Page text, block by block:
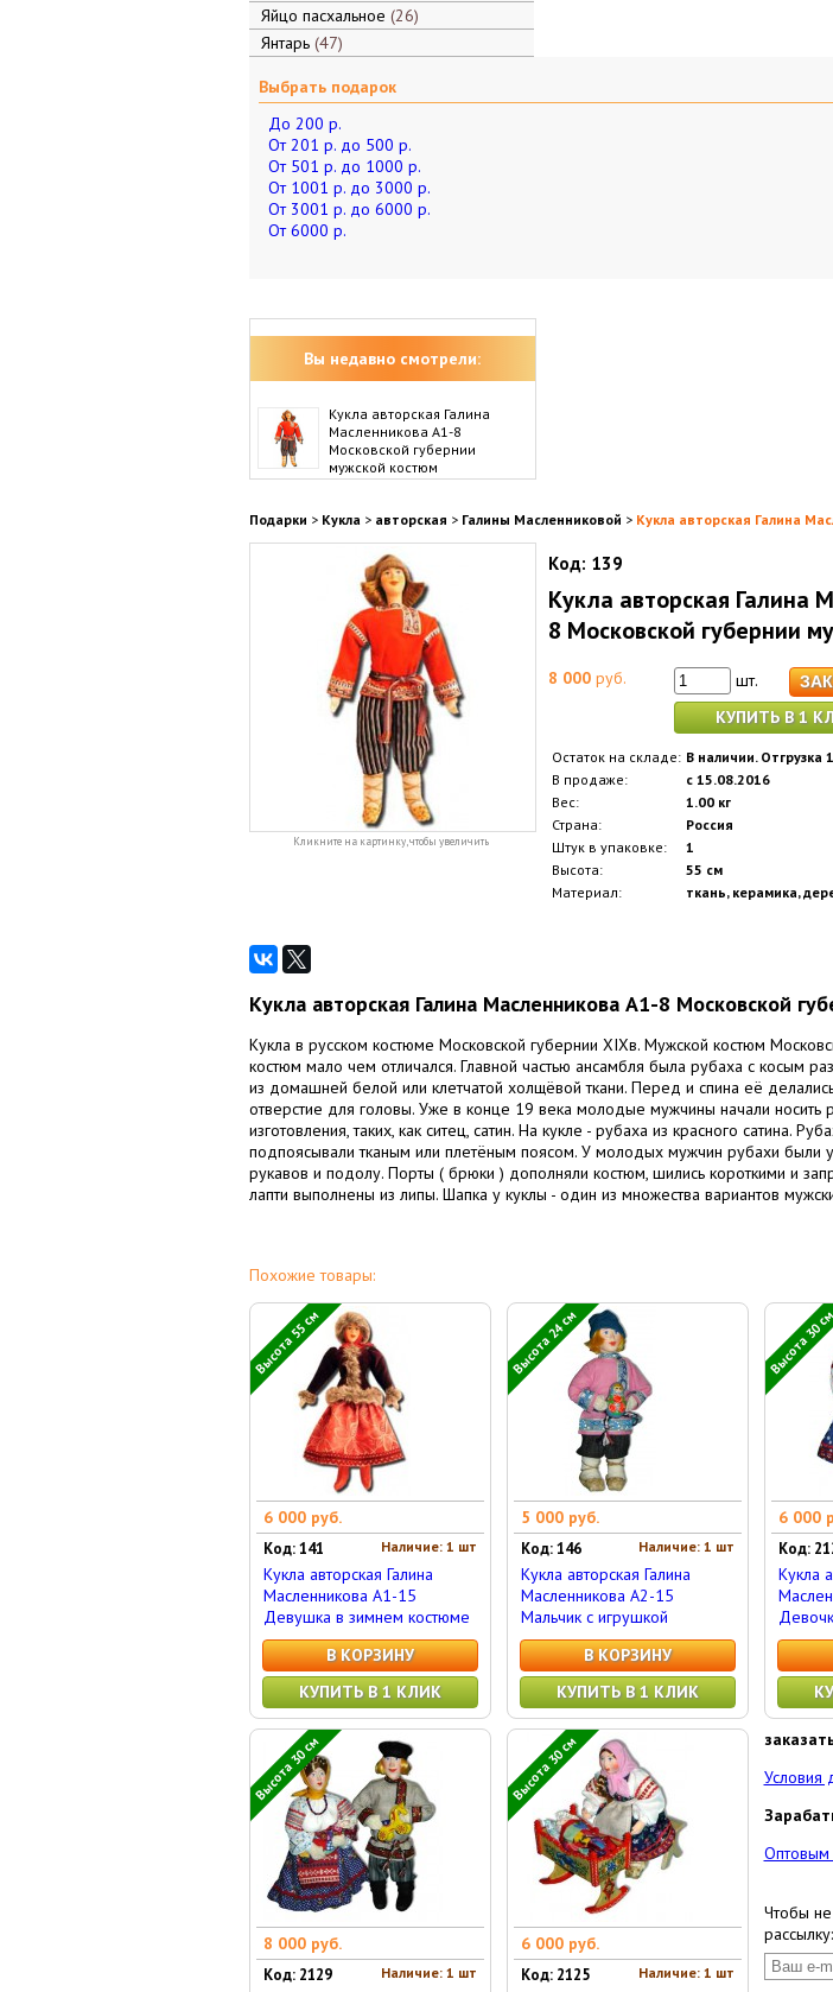
Яйцо пасхальное 26
Янтарь 47
Выбрать подарок
До 200 р.
От 201 р. до 500 р.
От 501 р. до 1000 р.
От 1001 р. до 3000 р.
От 3001 р. до 6000 р.
От 6000 р.
Вы недавно смотрели:
Кукла авторская Галина
Масленникова А1-8
Московской губернии
мужской костюм
Подарки > Кукла > авторская > Галины Масленниковой > Кукла авторская Галина
Кликните на картинку, чтобы увеличить
Код: 139
Кукла авторская Галина
8 Московской губернии
8 000руб.
шт.
КУПИТЬ В 1
Остаток на складе: В наличии. Отгрузка
В продаже:
с 15.08.2016
Вес:
1.00 кг
Страна:
Россия
Штук в упаковке:
1
Высота:
55 см
Материал:
ткань, керамика,
Кукла авторская Галина Масленникова А1-8 Московской
Кукла в русском костюме Московской губернии XIXв. Мужской костюм
костюм мало чем отличался. Главной частью ансамбля была рубаха с косым
из домашней белой или клетчатой холщёвой ткани. Перед и спина её
отверстие для головы. Уже в конце 19 века молодые мужчины начали
изготовления, таких, как ситец, сатин. На кукле - рубаха из красного
подпоясывали тканым или плетёным поясом. У молодых мужчин рубахи были
рукавов и подолу. Порты ( брюки ) дополняли костюм, шились короткими и
лапти выполнены из липы. Шапка у куклы - один из множества вариантов
Похожие товары:
Высота 55 см
6 000 руб.
Наличие: 1 шт
Код: 141
Кукла авторская Галина
Масленникова А1-15
Девушка в зимнем костюме
В КОРЗИНУ
КУПИТЬ В 1 КЛИК
Высота 24 см
5 000 руб.
Наличие: 1 шт
Код: 146
Кукла авторская Галина
Масленникова А2-15
Мальчик с игрушкой
В КОРЗИНУ
КУПИТЬ В 1 КЛИК
Высота
6 000
Код:
Кукла
Высота 30 см
8 000 руб.
Наличие: 1 шт
Код: 2129
Высота 30 см
6 000 руб.
Наличие: 1 шт
Код: 2125
Условия
Оптовым
Чтобы не
рассылку: